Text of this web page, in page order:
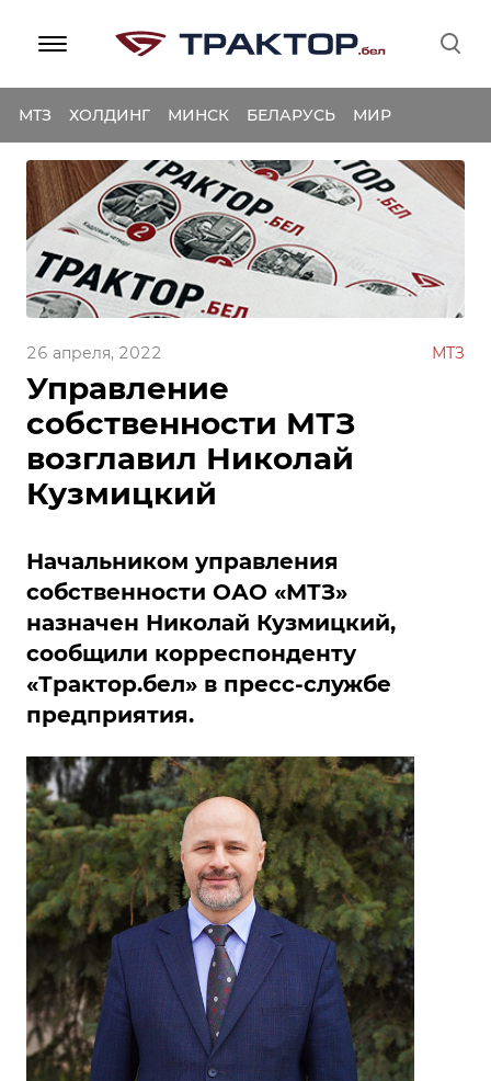
МТЗ ХОЛДИНГ МИНСК БЕЛАРУСЬ МИР
Управление
собственности МТЗ
возглавил Николай
Кузмицкий
26 апреля, 2022 МТЗ
Начальником управления
собственности ОАО «МТЗ»
назначен Николай Кузмицкий,
сообщили корреспонденту
«Трактор.бел» в пресс-службе
предприятия.